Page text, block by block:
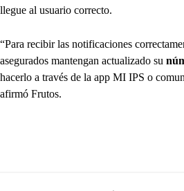
llegue al usuario correcto.
“Para recibir las notificaciones
asegurados mantengan actualizado su
hacerlo a través de la app MI IPS o
afirmó Frutos.